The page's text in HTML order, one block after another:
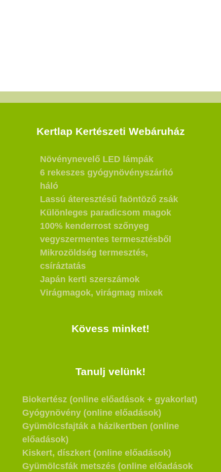
Kertlap Kertészeti Webáruház
Növénynevelő LED lámpák
6 rekeszes gyógynövényszárító
háló
Lassú áteresztésű faöntöző zsák
Különleges paradicsom magok
100% kenderrost szőnyeg
vegyszermentes termesztésből
Mikrozöldség termesztés,
csíráztatás
Japán kerti szerszámok
Virágmagok, virágmag mixek
Kövess minket!
Tanulj velünk!
Biokertész (online előadások + gyakorlat)
Gyógynövény (online előadások)
Gyümölcsfajták a házikertben (online
előadások)
Kiskert, díszkert (online előadások)
Gyümölcsfák metszés (online előadások